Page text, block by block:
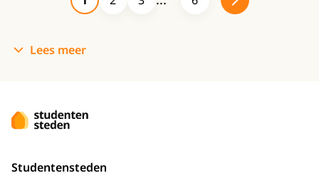
Lees meer
Studentensteden